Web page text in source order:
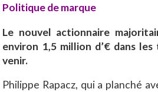
Politique de marque
Le nouvel actionnaire
environ 1,5 million d’€ dans
venir.
Philippe Rapacz, qui a planché